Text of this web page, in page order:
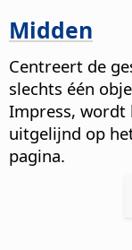
Midden
Centreert de
slechts één
Impress, wordt
uitgelijnd op
pagina.